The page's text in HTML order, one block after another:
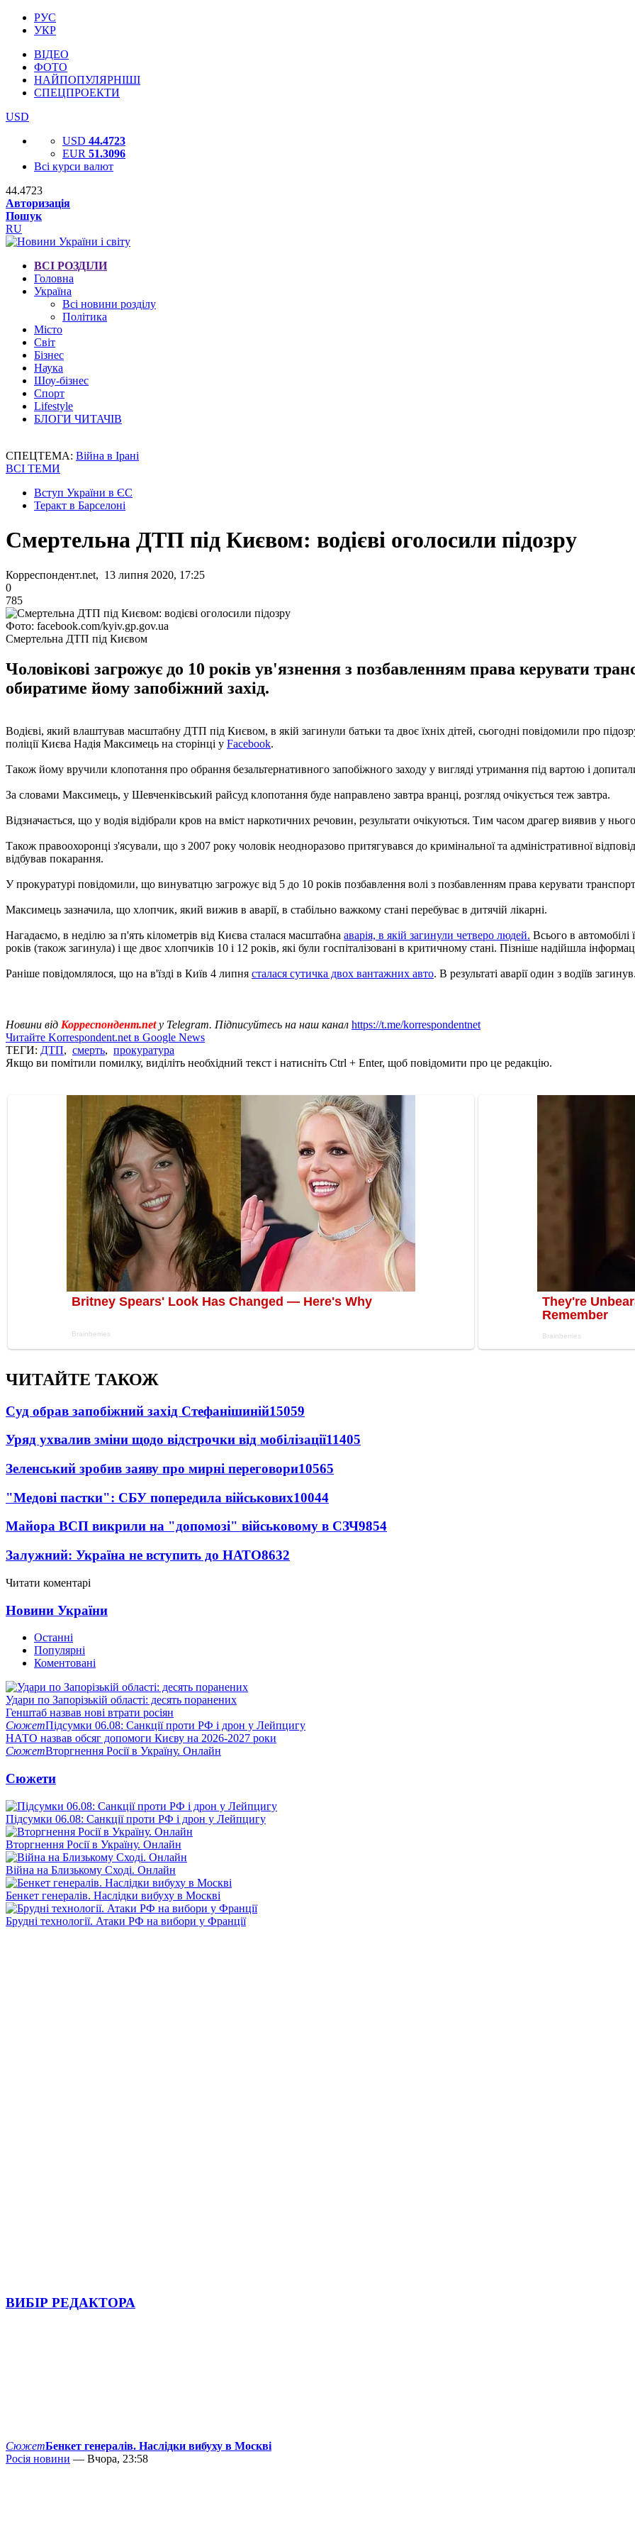
РУС
УКР
ВІДЕО
ФОТО
НАЙПОПУЛЯРНІШІ
СПЕЦПРОЕКТИ
USD
USD 44.4723
EUR 51.3096
Всі курси валют
44.4723
Авторизація
Пошук
RU
ВСІ РОЗДІЛИ
Головна
Україна
Всі новини розділу
Політика
Місто
Світ
Бізнес
Наука
Шоу-бізнес
Спорт
Lifestyle
БЛОГИ ЧИТАЧІВ
СПЕЦТЕМА: Війна в Ірані
ВСІ ТЕМИ
Вступ України в ЄС
Теракт в Барселоні
Смертельна ДТП під Києвом: водієві оголосили підозру
Корреспондент.net, 13 липня 2020, 17:25
0
785
Фото: facebook.com/kyiv.gp.gov.ua
Смертельна ДТП під Києвом
Чоловікові загрожує до 10 років ув'язнення з позбавленням права керувати
обиратиме йому запобіжний захід.
Водієві, який влаштував масштабну ДТП під Києвом, в якій загинули батьки та двоє їхніх дітей, сьогодні повідомили про
поліції Києва Надія Максимець на сторінці у Facebook.
Також йому вручили клопотання про обрання безальтернативного запобіжного заходу у вигляді утримання під вартою і
За словами Максимець, у Шевченківський райсуд клопотання буде направлено завтра вранці, розгляд очікується теж завтра.
Відзначається, що у водія відібрали кров на вміст наркотичних речовин, результати очікуються. Тим часом драгер виявив у
Також правоохоронці з'ясували, що з 2007 року чоловік неодноразово притягувався до кримінальної та адміністративної
відбував покарання.
У прокуратурі повідомили, що винуватцю загрожує від 5 до 10 років позбавлення волі з позбавленням права керувати
Максимець зазначила, що хлопчик, який вижив в аварії, в стабільно важкому стані перебуває в дитячій лікарні.
Нагадаємо, в неділю за п'ять кілометрів від Києва сталася масштабна аварія, в якій загинули четверо людей. Всього в автомобілі
років (також загинула) і ще двоє хлопчиків 10 і 12 років, які були госпіталізовані в критичному стані. Пізніше надійшла
Раніше повідомлялося, що на в'їзді в Київ 4 липня сталася сутичка двох вантажних авто. В результаті аварії один з водіїв
Новини від Корреспондент.net у Telegram. Підписуйтесь на наш канал https://t.me/korrespondentnet
Читайте Korrespondent.net в Google News
ТЕГИ: ДТП, смерть, прокуратура
Якщо ви помітили помилку, виділіть необхідний текст і натисніть Ctrl + Enter, щоб повідомити про це редакцію.
ЧИТАЙТЕ ТАКОЖ
Суд обрав запобіжний захід Стефанішиній15059
Уряд ухвалив зміни щодо відстрочки від мобілізації11405
Зеленський зробив заяву про мирні переговори10565
"Медові пастки": СБУ попередила військових10044
Майора ВСП викрили на "допомозі" військовому в СЗЧ9854
Залужний: Україна не вступить до НАТО8632
Читати коментарі
Новини України
Останні
Популярні
Коментовані
Удари по Запорізькій області: десять поранених
Генштаб назвав нові втрати росіян
СюжетПідсумки 06.08: Санкції проти РФ і дрон у Лейпцигу
НАТО назвав обсяг допомоги Києву на 2026-2027 роки
СюжетВторгнення Росії в Україну. Онлайн
Сюжети
Підсумки 06.08: Санкції проти РФ і дрон у Лейпцигу
Вторгнення Росії в Україну. Онлайн
Війна на Близькому Сході. Онлайн
Бенкет генералів. Наслідки вибуху в Москві
Брудні технології. Атаки РФ на вибори у Франції
ВИБІР РЕДАКТОРА
СюжетБенкет генералів. Наслідки вибуху в Москві
Росія новини — Вчора, 23:58